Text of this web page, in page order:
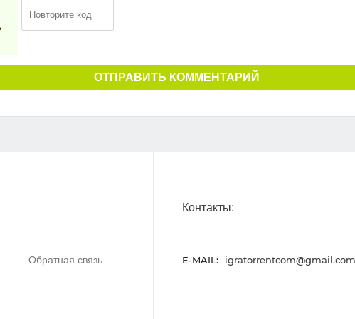
ОТПРАВИТЬ КОММЕНТАРИЙ
Обратная связь
Контакты:
E-MAIL: